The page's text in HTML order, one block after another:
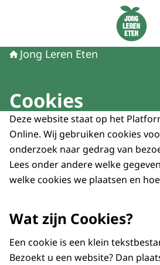
Naar de homepage van
Jong Leren Eten
Cookies
Deze website staat op het
Online. Wij gebruiken cookies
onderzoek naar gedrag van
Lees onder andere welke
welke cookies we plaatsen en
Wat zijn Cookies?
Een cookie is een klein
Bezoekt u een website? Dan